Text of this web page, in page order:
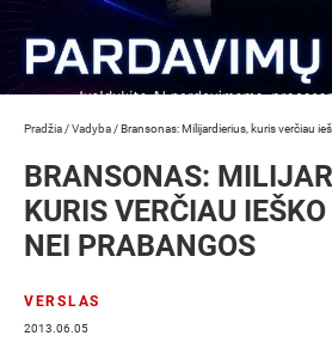
Pradžia /Vadyba /Bransonas: Milijardierius, kuris verčiau
BRANSONAS:
KURIS VERČIAU
NEI PRABANGOS
VERSLAS
2013.06.05